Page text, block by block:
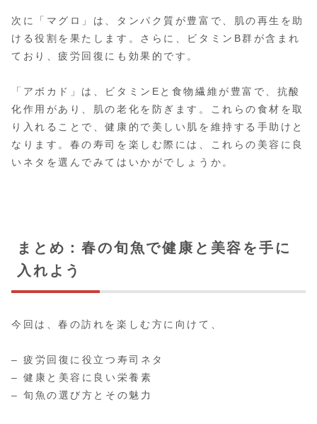
次に「マグロ」は、タンパク質が豊富で、肌の再生を助
ける役割を果たします。さらに、ビタミンB群が含まれ
ており、疲労回復にも効果的です。
「アボカド」は、ビタミンEと食物繊維が豊富で、抗酸
化作用があり、肌の老化を防ぎます。これらの食材を取
り入れることで、健康的で美しい肌を維持する手助けと
なります。春の寿司を楽しむ際には、これらの美容に良
いネタを選んでみてはいかがでしょうか。
まとめ：春の旬魚で健康と美容を手に
入れよう
今回は、春の訪れを楽しむ方に向けて、
– 疲労回復に役立つ寿司ネタ
– 健康と美容に良い栄養素
– 旬魚の選び方とその魅力